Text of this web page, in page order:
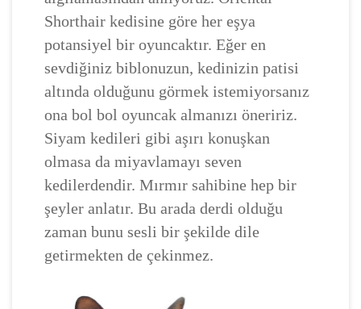
Shorthair kedisine göre her eşya
potansiyel bir oyuncaktır. Eğer en
sevdiğiniz biblonuzun, kedinizin patisi
altında olduğunu görmek istemiyorsanız
ona bol bol oyuncak almanızı öneririz.
Siyam kedileri gibi aşırı konuşkan
olmasa da miyavlamayı seven
kedilerdendir. Mırmır sahibine hep bir
şeyler anlatır. Bu arada derdi olduğu
zaman bunu sesli bir şekilde dile
getirmekten de çekinmez.